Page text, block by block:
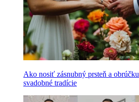
Ako nosiť zásnubný prsteň a
svadobné tradície